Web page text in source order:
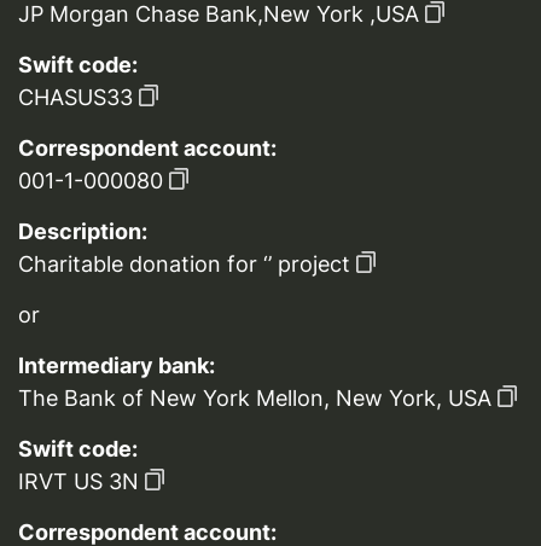
JP Morgan Chase Bank,New York ,USA
Swift code:
CHASUS33
Correspondent account:
001-1-000080
Description:
Charitable donation for ‘’ project
or
Intermediary bank:
The Bank of New York Mellon, New York, USA
Swift code:
IRVT US 3N
Correspondent account: